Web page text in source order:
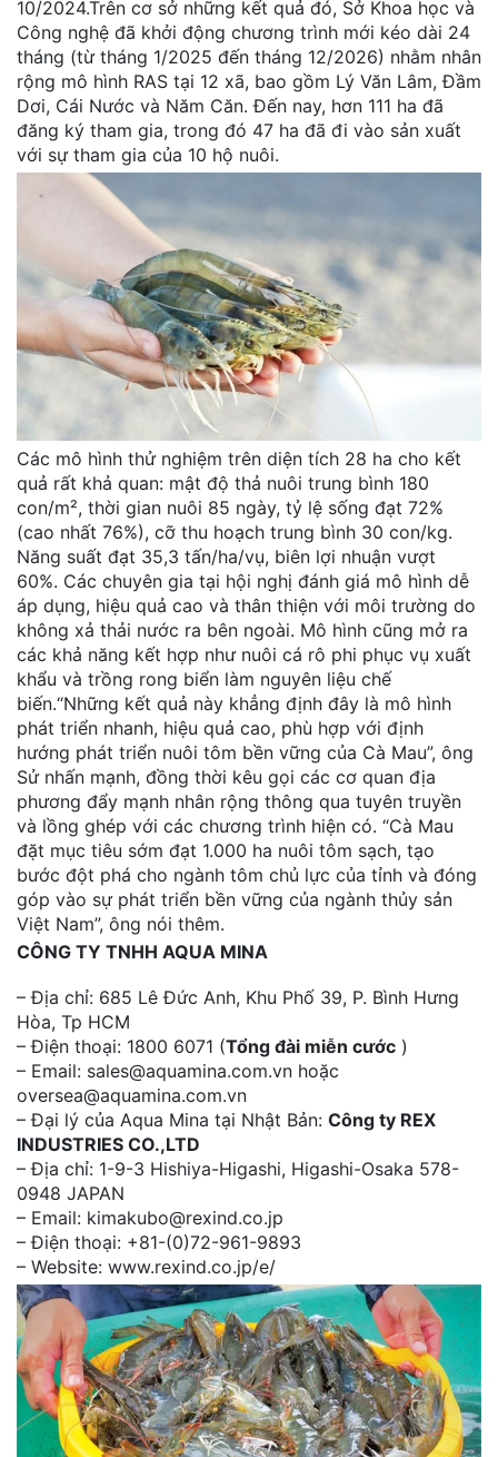
10/2024.Trên cơ sở những kết quả đó, Sở Khoa học và
Công nghệ đã khởi động chương trình mới kéo dài 24
tháng (từ tháng 1/2025 đến tháng 12/2026) nhằm nhân
rộng mô hình RAS tại 12 xã, bao gồm Lý Văn Lâm, Đầm
Dơi, Cái Nước và Năm Căn. Đến nay, hơn 111 ha đã
đăng ký tham gia, trong đó 47 ha đã đi vào sản xuất
với sự tham gia của 10 hộ nuôi.
Các mô hình thử nghiệm trên diện tích 28 ha cho kết
quả rất khả quan: mật độ thả nuôi trung bình 180
con/m², thời gian nuôi 85 ngày, tỷ lệ sống đạt 72%
(cao nhất 76%), cỡ thu hoạch trung bình 30 con/kg.
Năng suất đạt 35,3 tấn/ha/vụ, biên lợi nhuận vượt
60%. Các chuyên gia tại hội nghị đánh giá mô hình dễ
áp dụng, hiệu quả cao và thân thiện với môi trường do
không xả thải nước ra bên ngoài. Mô hình cũng mở ra
các khả năng kết hợp như nuôi cá rô phi phục vụ xuất
khẩu và trồng rong biển làm nguyên liệu chế
biến.“Những kết quả này khẳng định đây là mô hình
phát triển nhanh, hiệu quả cao, phù hợp với định
hướng phát triển nuôi tôm bền vững của Cà Mau”, ông
Sử nhấn mạnh, đồng thời kêu gọi các cơ quan địa
phương đẩy mạnh nhân rộng thông qua tuyên truyền
và lồng ghép với các chương trình hiện có. “Cà Mau
đặt mục tiêu sớm đạt 1.000 ha nuôi tôm sạch, tạo
bước đột phá cho ngành tôm chủ lực của tỉnh và đóng
góp vào sự phát triển bền vững của ngành thủy sản
Việt Nam”, ông nói thêm.
CÔNG TY TNHH AQUA MINA
– Địa chỉ: 685 Lê Đức Anh, Khu Phố 39, P. Bình Hưng
Hòa, Tp HCM
– Điện thoại: 1800 6071 (Tổng đài miễn cước )
– Email: sales@aquamina.com.vn hoặc
oversea@aquamina.com.vn
– Đại lý của Aqua Mina tại Nhật Bản: Công ty REX
INDUSTRIES CO.,LTD
– Địa chỉ: 1-9-3 Hishiya-Higashi, Higashi-Osaka 578-
0948 JAPAN
– Email: kimakubo@rexind.co.jp
– Điện thoại: +81-(0)72-961-9893
– Website: www.rexind.co.jp/e/